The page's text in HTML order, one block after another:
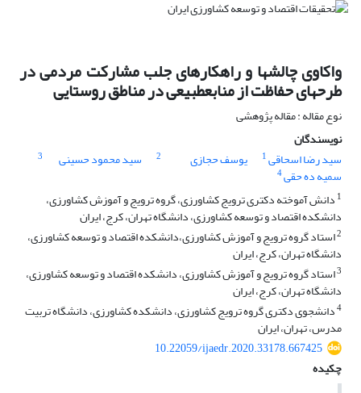
واکاوی چالش‏ها و راهکارهای جلب مشارکت مردمی در
طرح‏های حفاظت از منابع‏طبیعی در مناطق روستایی
نوع مقاله : مقاله پژوهشی
نویسندگان
سید رضا اسحاقی1 یوسف حجازی 2 سید محمود حسینی 3
سمیه ده حقی4
1 دانش آموخته دکتری ترویج کشاورزی، گروه ترویج و آموزش کشاورزی،
دانشکده اقتصاد و توسعه کشاورزی، دانشگاه تهران، کرج، ایران
2استاد گروه ترویج و آموزش کشاورزی،‌دانشکده اقتصاد و توسعه کشاورزی،
دانشگاه تهران، کرج، ایران
3استاد گروه ترویج و آموزش کشاورزی، دانشکده اقتصاد و توسعه کشاورزی،‌
دانشگاه تهران، کرج، ایران
4دانشجوی دکتری گروه ترویج کشاورزی، دانشکده کشاورزی، دانشگاه تربیت
مدرس، تهران، ایران
10.22059/ijaedr.2020.33178.667425
چکیده